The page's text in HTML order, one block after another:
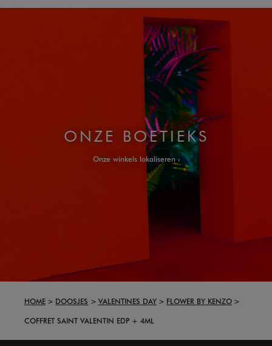
ONZE BOETIEKS
Onze winkels lokaliseren
HOME DOOSJES VALENTINES DAY
FLOWER BY KENZO
COFFRET SAINT VALENTIN EDP + 4ML